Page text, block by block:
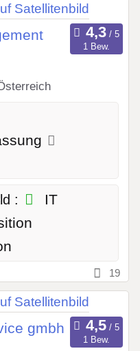
1 Bew.
:
IT
19
gmbh
1 Bew.